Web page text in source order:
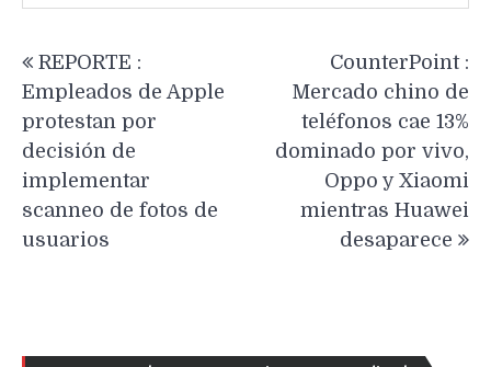
de
entradas
REPORTE :
Empleados de Apple
protestan por
decisión de
implementar
scanneo de fotos de
usuarios
CounterPoint :
Mercado chino de
teléfonos cae 13%
dominado por vivo,
Oppo y Xiaomi
mientras Huawei
desaparece